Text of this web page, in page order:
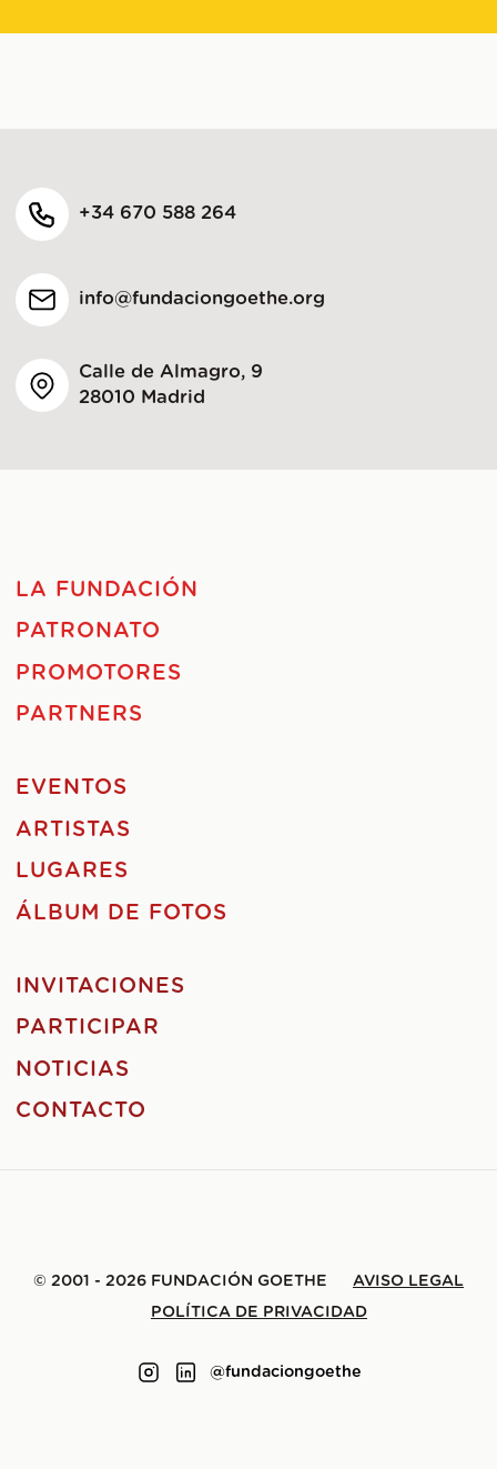
+34 670 588 264
info@fundaciongoethe.org
Calle de Almagro, 9
28010 Madrid
LA FUNDACIÓN
PATRONATO
PROMOTORES
PARTNERS
EVENTOS
ARTISTAS
LUGARES
ÁLBUM DE FOTOS
INVITACIONES
PARTICIPAR
NOTICIAS
CONTACTO
© 2001 - 2026 FUNDACIÓN GOETHE
AVISO LEGAL
POLÍTICA DE PRIVACIDAD
@fundaciongoethe